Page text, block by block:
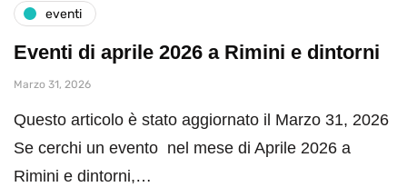
eventi
Eventi di aprile 2026 a Rimini e dintorni
Marzo 31, 2026
Questo articolo è stato aggiornato il Marzo 31, 2026
Se cerchi un evento nel mese di Aprile 2026 a
Rimini e dintorni,…